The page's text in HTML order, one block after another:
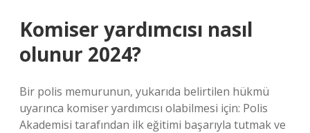
Komiser yardımcısı nasıl
olunur 2024?
Bir polis memurunun, yukarıda belirtilen hükmü
uyarınca komiser yardımcısı olabilmesi için: Polis
Akademisi tarafından ilk eğitimi başarıyla tutmak ve